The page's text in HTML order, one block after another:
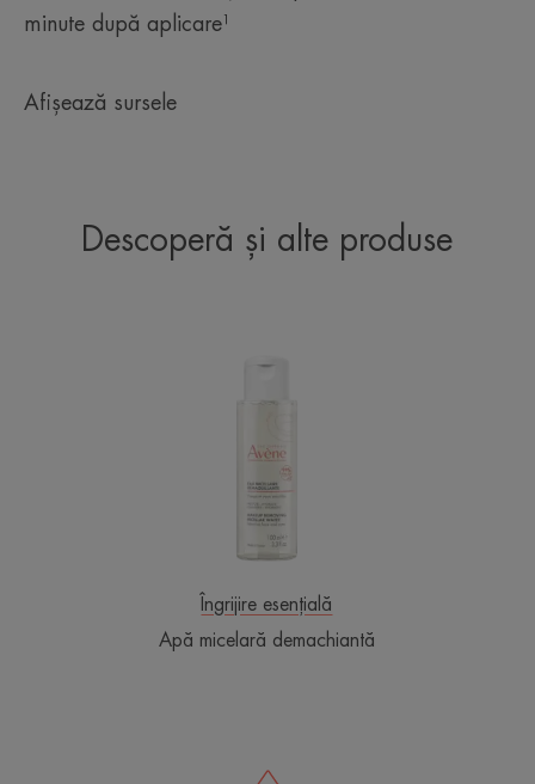
minute după aplicare¹
Afișează sursele
Descoperă și alte produse
demachiantă
Îngrijire esențială
Apă micelară demachiantă